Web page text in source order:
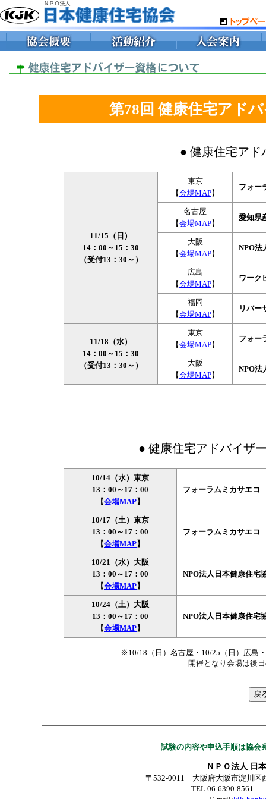
第78回 健康住宅アド
● 健康住宅アド
11/15（日）
14：00～15：30
（受付13：30～）
東京
【会場MAP】
フォー
名古屋
【会場MAP】
愛知県
大阪
【会場MAP】
NPO法
広島
【会場MAP】
ワーク
福岡
【会場MAP】
リバー
11/18（水）
14：00～15：30
（受付13：30～）
東京
【会場MAP】
フォー
大阪
【会場MAP】
NPO法
● 健康住宅アドバイザ
10/14（水）東京
13：00～17：00
【会場MAP】
フォーラムミカサエ
10/17（土）東京
13：00～17：00
【会場MAP】
フォーラムミカサエ
10/21（水）大阪
13：00～17：00
【会場MAP】
NPO法人日本健康住
10/24（土）大阪
13：00～17：00
【会場MAP】
NPO法人日本健康住
※10/18（日）名古屋・10/25（日）広島
開催となり会場は後
試験の内容や申込手順は協会
ＮＰＯ法人 日
〒532-0011 大阪府大阪市淀川区
TEL.06-6390-8561